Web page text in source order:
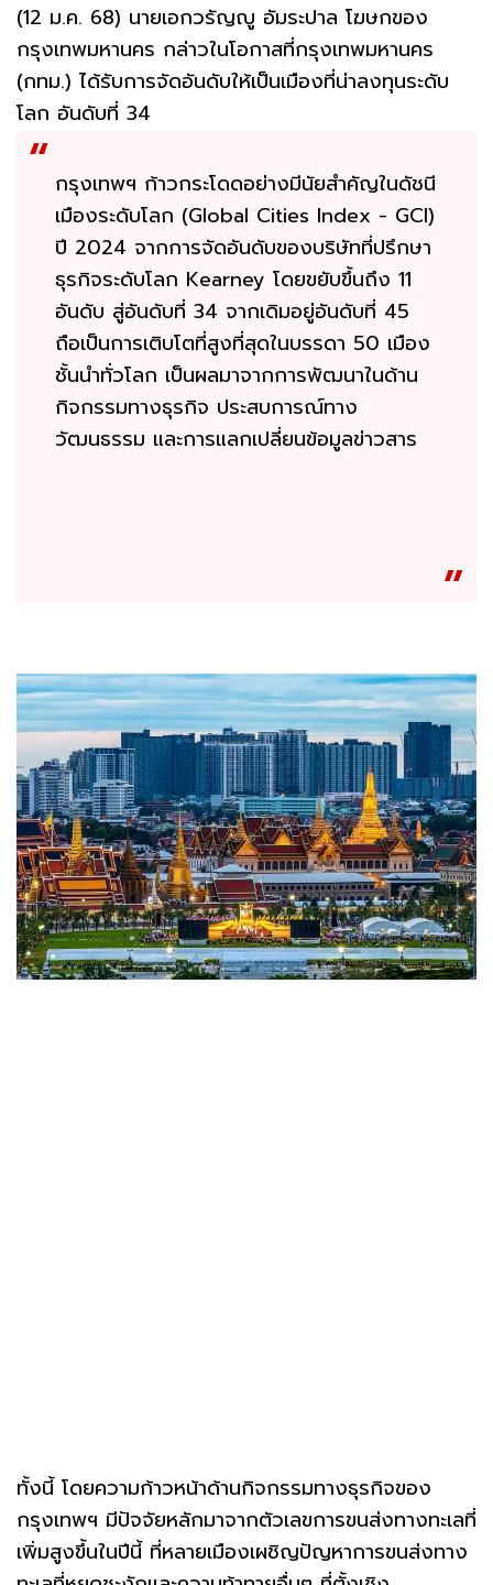
(12 ม.ค. 68) นายเอกวรัญญู อัมระปาล โฆษกของ
กรุงเทพมหานคร กล่าวในโอกาสที่กรุงเทพมหานคร
(กทม.) ได้รับการจัดอันดับให้เป็นเมืองที่น่าลงทุนระดับ
โลก อันดับที่ 34
กรุงเทพฯ ก้าวกระโดดอย่างมีนัยสำคัญในดัชนี
เมืองระดับโลก (Global Cities Index - GCI)
ปี 2024 จากการจัดอันดับของบริษัทที่ปรึกษา
ธุรกิจระดับโลก Kearney โดยขยับขึ้นถึง 11
อันดับ สู่อันดับที่ 34 จากเดิมอยู่อันดับที่ 45
ถือเป็นการเติบโตที่สูงที่สุดในบรรดา 50 เมือง
ชั้นนำทั่วโลก เป็นผลมาจากการพัฒนาในด้าน
กิจกรรมทางธุรกิจ ประสบการณ์ทาง
วัฒนธรรม และการแลกเปลี่ยนข้อมูลข่าวสาร
ทั้งนี้ โดยความก้าวหน้าด้านกิจกรรมทางธุรกิจของ
กรุงเทพฯ มีปัจจัยหลักมาจากตัวเลขการขนส่งทางทะเลที่
เพิ่มสูงขึ้นในปีนี้ ที่หลายเมืองเผชิญปัญหาการขนส่งทาง